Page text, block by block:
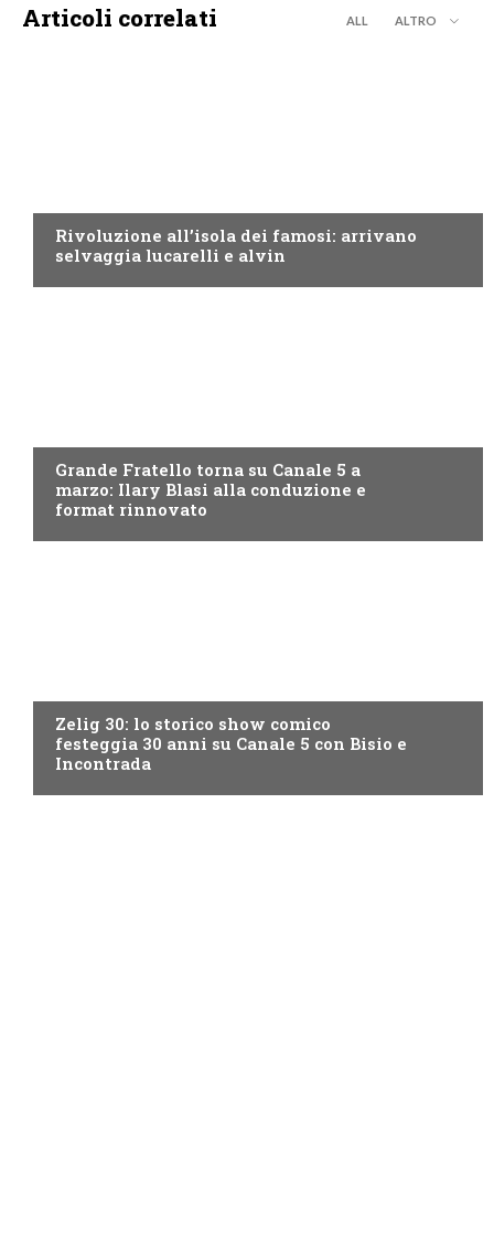
Articoli correlati ALL ALTRO
Rivoluzione all’isola dei famosi: arrivano
selvaggia lucarelli e alvin
Grande Fratello torna su Canale 5 a
marzo: Ilary Blasi alla conduzione e
format rinnovato
Zelig 30: lo storico show comico
festeggia 30 anni su Canale 5 con Bisio e
Incontrada